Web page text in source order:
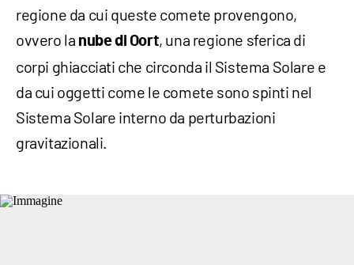
regione da cui queste comete provengono,
ovvero la nube di Oort, una regione sferica di
corpi ghiacciati che circonda il Sistema Solare e
da cui oggetti come le comete sono spinti nel
Sistema Solare interno da perturbazioni
gravitazionali.